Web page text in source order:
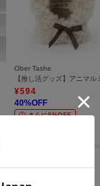
Ober Tashe
¥594
40%OFF
さらに5%OFF